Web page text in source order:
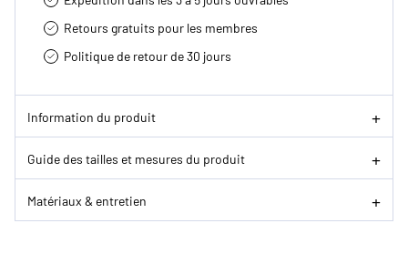
Retours gratuits pour les membres
Politique de retour de 30 jours
Information du produit
Guide des tailles et mesures du produit
Matériaux & entretien